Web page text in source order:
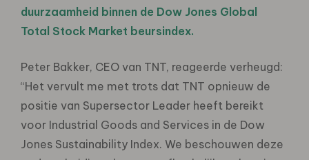
duurzaamheid binnen de Dow Jones Global
Total Stock Market beursindex.
Peter Bakker, CEO van TNT, reageerde verheugd:
“Het vervult me met trots dat TNT opnieuw de
positie van Supersector Leader heeft bereikt
voor Industrial Goods and Services in de Dow
Jones Sustainability Index. We beschouwen deze